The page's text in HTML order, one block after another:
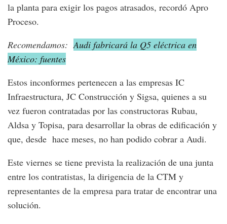
la planta para exigir los pagos atrasados, recordó Apro
Proceso.
Recomendamos: Audi fabricará la Q5 eléctrica en
México: fuentes
Estos inconformes pertenecen a las empresas IC
Infraestructura, JC Construcción y Sigsa, quienes a su
vez fueron contratadas por las constructoras Rubau,
Aldsa y Topisa, para desarrollar la obras de edificación y
que, desde hace meses, no han podido cobrar a Audi.
Este viernes se tiene prevista la realización de una junta
entre los contratistas, la dirigencia de la CTM y
representantes de la empresa para tratar de encontrar una
solución.